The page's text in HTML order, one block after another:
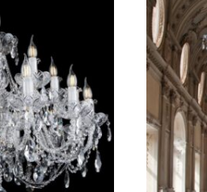
O co pytacie?
Napisz do nas
Oświetlenie
Renowacje
Kuchnie
Dodatki
Tkaniny
Katalog